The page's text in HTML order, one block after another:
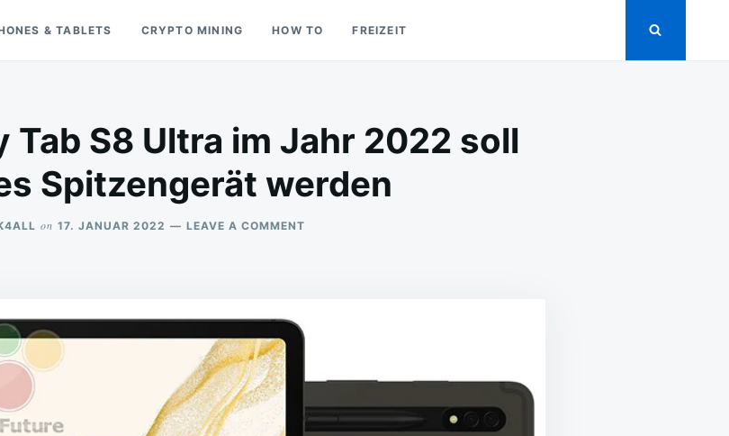
& TABLETS CRYPTO MINING HOW TO FREIZEIT
Tab S8 Ultra im Jahr 2022 soll
Spitzengerät werden
on 17. JANUAR 2022 LEAVE A COMMENTON
JAHR
ECHTES